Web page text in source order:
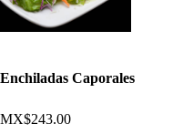
Enchiladas Caporales
MX$243.00